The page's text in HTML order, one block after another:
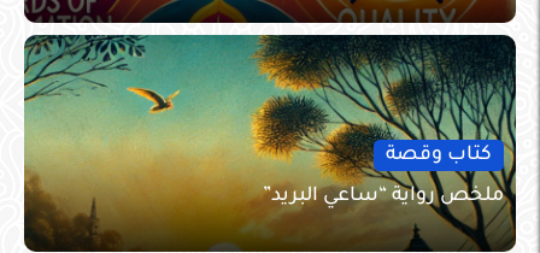
كتاب وقصة
ملخص رواية “ساعي البريد”